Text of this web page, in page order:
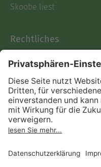
Skoobe liest
Rechtliches
AGB
Informationen nach Data
Act
Verträge hier kündigen
Impressum